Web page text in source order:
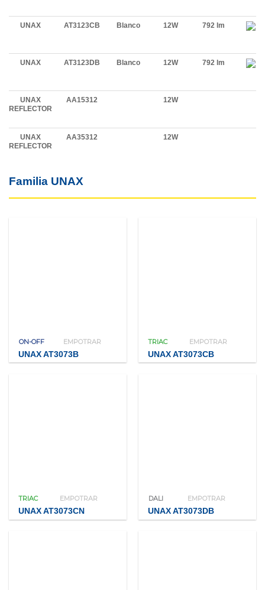
UNAX AT3123CB Blanco 12W 792 lm
UNAX AT3123DB Blanco 12W 792 lm
UNAX
REFLECTOR
AA15312 12W
UNAX
REFLECTOR
AA35312 12W
Familia UNAX
ON-OFF EMPOTRAR
UNAX AT3073B
TRIAC EMPOTRAR
UNAX AT3073CB
TRIAC EMPOTRAR
UNAX AT3073CN
DALI EMPOTRAR
UNAX AT3073DB